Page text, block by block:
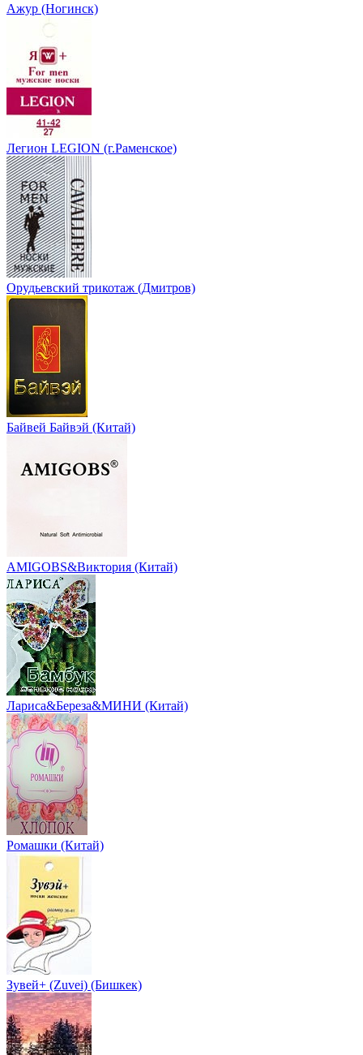
Ажур (Ногинск)
Легион LEGION (г.Раменское)
Орудьевский трикотаж (Дмитров)
Байвей Байвэй (Китай)
AMIGOBS&Виктория (Китай)
Лариса&Береза&МИНИ (Китай)
Ромашки (Китай)
Зувей+ (Zuvei) (Бишкек)